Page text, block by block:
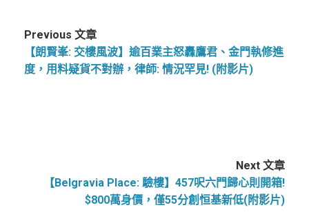
Previous 文章
【朗賢峯: 交樓風波】逾百業主怒轟鷹君、金門執修進
度，用料疑貨不對辦，律師: 情況罕見! (附影片)
Next 文章
【Belgravia Place: 驗樓】457呎六門歸心則開箱!
$800萬身價，僅55分創恒基新低(附影片)